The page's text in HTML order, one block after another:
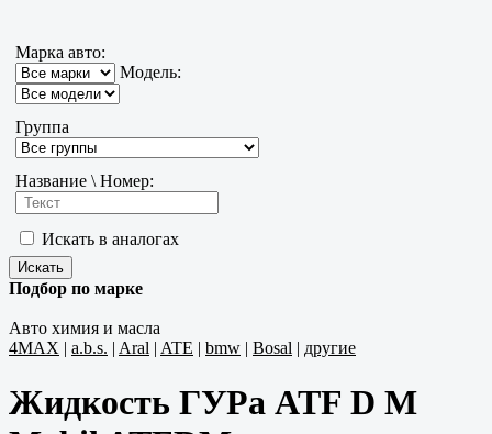
Марка авто:
Модель:
Группа
Название \ Номер:
Искать в аналогах
Подбор по марке
Авто химия и масла
4MAX | a.b.s. | Aral | ATE | bmw | Bosal | другие
Жидкость ГУРа ATF D M